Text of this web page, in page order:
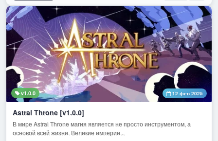
v1.0.0 12 фев 2025
Astral Throne [v1.0.0]
В мире Astral Throne магия является не просто инструментом, а
основой всей жизни. Великие империи...